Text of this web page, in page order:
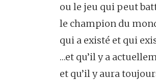
ou le jeu qui peut
le champion du
qui a existé et qui
…et qu’il y a
et qu’il y aura